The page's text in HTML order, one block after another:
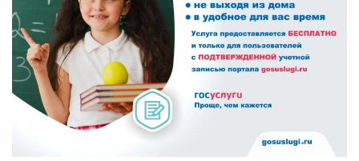
V. Ориентация воспитательной работы
ПМПК
Независимая оценка качества
Механизмы управления качеством